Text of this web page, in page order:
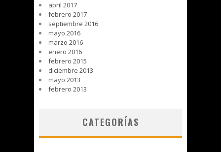
abril 2017
febrero 2017
septiembre 2016
mayo 2016
marzo 2016
enero 2016
febrero 2015
diciembre 2013
mayo 2013
febrero 2013
CATEGORÍAS